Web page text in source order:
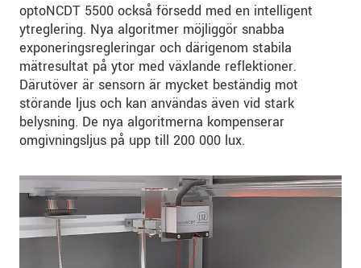
optoNCDT 5500 också försedd med en intelligent
ytreglering. Nya algoritmer möjliggör snabba
exponeringsregleringar och därigenom stabila
mätresultat på ytor med växlande reflektioner.
Därutöver är sensorn är mycket beständig mot
störande ljus och kan användas även vid stark
belysning. De nya algoritmerna kompenserar
omgivningsljus på upp till 200 000 lux.